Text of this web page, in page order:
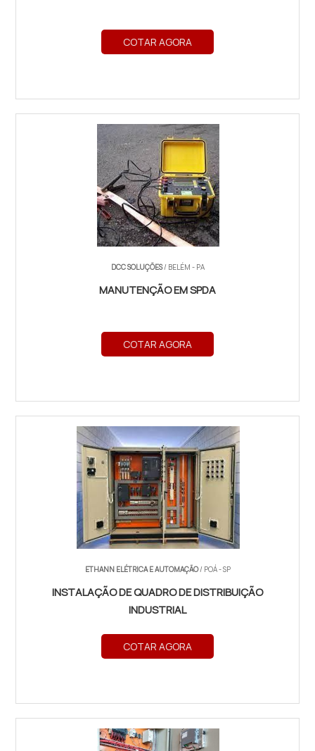
COTAR AGORA
DCC SOLUÇÕES/ BELÉM - PA
MANUTENÇÃO EM SPDA
COTAR AGORA
ETHANN ELÉTRICA E AUTOMAÇÃO/ POÁ - SP
INSTALAÇÃO DE QUADRO DE DISTRIBUIÇÃO
INDUSTRIAL
COTAR AGORA